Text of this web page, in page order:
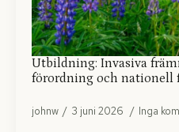
Utbildning: Invasiva
förordning och nationell
johnw 3 juni 2026 Inga